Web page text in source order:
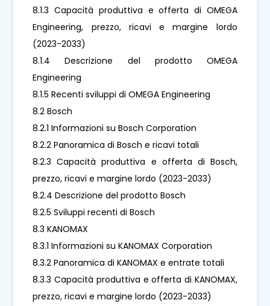
8.1.3 Capacità produttiva e offerta di OMEGA
Engineering, prezzo, ricavi e margine lordo
(2023-2033)
8.1.4 Descrizione del prodotto OMEGA
Engineering
8.1.5 Recenti sviluppi di OMEGA Engineering
8.2 Bosch
8.2.1 Informazioni su Bosch Corporation
8.2.2 Panoramica di Bosch e ricavi totali
8.2.3 Capacità produttiva e offerta di Bosch,
prezzo, ricavi e margine lordo (2023-2033)
8.2.4 Descrizione del prodotto Bosch
8.2.5 Sviluppi recenti di Bosch
8.3 KANOMAX
8.3.1 Informazioni su KANOMAX Corporation
8.3.2 Panoramica di KANOMAX e entrate totali
8.3.3 Capacità produttiva e offerta di KANOMAX,
prezzo, ricavi e margine lordo (2023-2033)